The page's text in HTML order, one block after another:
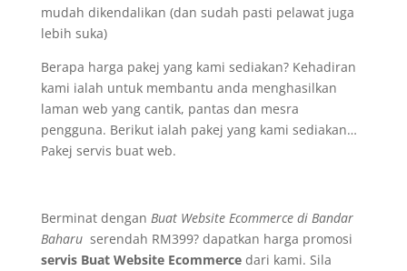
mudah dikendalikan (dan sudah pasti pelawat juga
lebih suka)
Berapa harga pakej yang kami sediakan? Kehadiran
kami ialah untuk membantu anda menghasilkan
laman web yang cantik, pantas dan mesra
pengguna. Berikut ialah pakej yang kami sediakan…
Pakej servis buat web.
Berminat dengan Buat Website Ecommerce di Bandar
Baharu serendah RM399? dapatkan harga promosi
servis Buat Website Ecommercedari kami. Sila